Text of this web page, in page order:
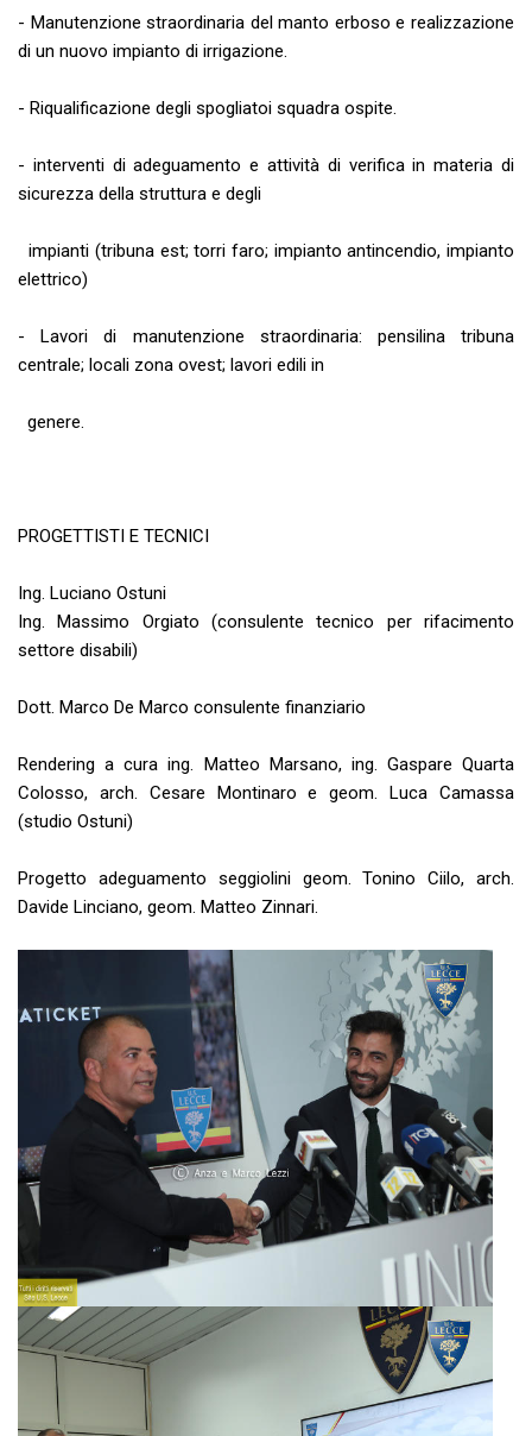
- Manutenzione straordinaria del manto erboso e realizzazione
di un nuovo impianto di irrigazione.
- Riqualificazione degli spogliatoi squadra ospite.
- interventi di adeguamento e attività di verifica in materia di
sicurezza della struttura e degli
impianti (tribuna est; torri faro; impianto antincendio, impianto
elettrico)
- Lavori di manutenzione straordinaria: pensilina tribuna
centrale; locali zona ovest; lavori edili in
genere.
PROGETTISTI E TECNICI
Ing. Luciano Ostuni
Ing. Massimo Orgiato (consulente tecnico per rifacimento
settore disabili)
Dott. Marco De Marco consulente finanziario
Rendering a cura ing. Matteo Marsano, ing. Gaspare Quarta
Colosso, arch. Cesare Montinaro e geom. Luca Camassa
(studio Ostuni)
Progetto adeguamento seggiolini geom. Tonino Ciilo, arch.
Davide Linciano, geom. Matteo Zinnari.